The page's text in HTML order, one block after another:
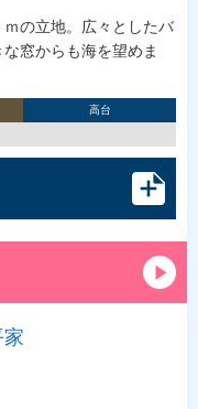
の立地。広々としたバ
窓からも海を望めま
高台